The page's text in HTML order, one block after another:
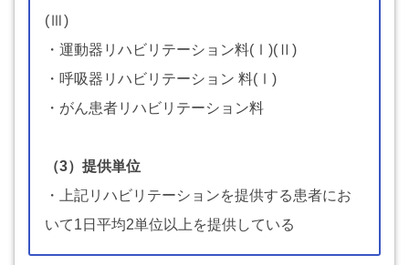
(Ⅲ)
・運動器リハビリテーション料(Ⅰ)(Ⅱ)
・呼吸器リハビリテーション 料(Ⅰ)
・がん患者リハビリテーション料
（3）提供単位
・上記リハビリテーションを提供する患者にお
いて1日平均2単位以上を提供している